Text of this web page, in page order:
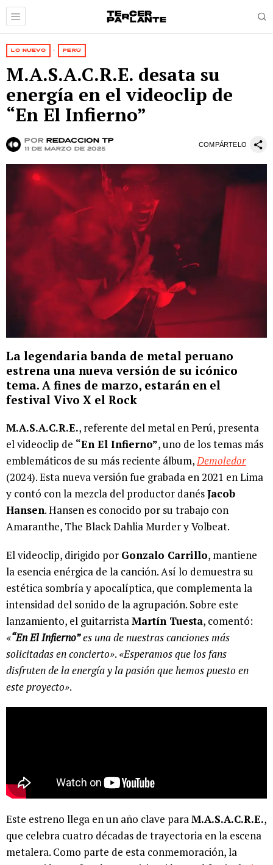
LO NUEVO · PERÚ
M.A.S.A.C.R.E. desata su
energía en el videoclip de
“En El Infierno”
por Redacción TP
11 de marzo de 2025
COMPÁRTELO
La legendaria banda de metal peruano
estrena una nueva versión de su icónico
tema. A fines de marzo, estarán en el
festival Vivo X el Rock
M.A.S.A.C.R.E., referente del metal en Perú, presenta
el videoclip de “En El Infierno”, uno de los temas más
emblemáticos de su más reciente álbum,Demoledor
(2024). Esta nueva versión fue grabada en 2021 en Lima
y contó con la mezcla del productor danésJacob
Hansen. Hansen es conocido por su trabajo con
Amaranthe, The Black Dahlia Murder y Volbeat.
El videoclip, dirigido por Gonzalo Carrillo, mantiene
la esencia enérgica de la canción. Así lo demuestra su
estética sombría y apocalíptica, que complementa la
intensidad del sonido de la agrupación. Sobre este
lanzamiento, el guitarristaMartín Tuesta, comentó:
«“En El Infierno”es una de nuestras canciones más
solicitadas en concierto». «Esperamos que los fans
disfruten de la energía y la pasión que hemos puesto en
este proyecto».
Este estreno llega en un año clave paraM.A.S.A.C.R.E.,
que celebra cuatro décadas de trayectoria en la escena
metalera. Como parte de esta conmemoración, la